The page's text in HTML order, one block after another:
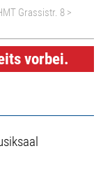
Grassistr. 8 >
vorbei.